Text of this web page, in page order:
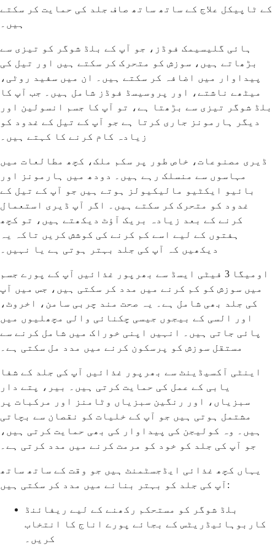
کے ٹاپیکل علاج کے ساتھ ساتھ صاف جلد کی حمایت کر سکتے
ہیں۔
ہائی گلیسیمک فوڈز، جو آپ کے بلڈ شوگر کو تیزی سے
بڑھاتے ہیں، سوزش کو متحرک کر سکتے ہیں اور تیل کی
پیداوار میں اضافہ کر سکتے ہیں۔ ان میں سفید روٹی،
میٹھے ناشتے، اور پروسیسڈ فوڈز شامل ہیں۔ جب آپ کا
بلڈ شوگر تیزی سے بڑھتا ہے، تو آپ کا جسم انسولین اور
دیگر ہارمونز جاری کرتا ہے جو آپ کے تیل کے غدود کو
زیادہ کام کرنے کا کہتے ہیں۔
ڈیری مصنوعات، خاص طور پر سکم ملک، کچھ مطالعات میں
مہاسوں سے منسلک رہے ہیں۔ دودھ میں ہارمونز اور
بائیو ایکٹیو مالیکیولز ہوتے ہیں جو آپ کے تیل کے
غدود کو متحرک کر سکتے ہیں۔ اگر آپ ڈیری استعمال
کرنے کے بعد زیادہ بریک آؤٹ دیکھتے ہیں، تو کچھ
ہفتوں کے لیے اسے کم کرنے کی کوشش کریں تاکہ یہ
دیکھیں کہ آپ کی جلد بہتر ہوتی ہے یا نہیں۔
اومیگا 3 فیٹی ایسڈ سے بھرپور غذائیں آپ کے پورے جسم
میں سوزش کو کم کرنے میں مدد کر سکتی ہیں، جس میں آپ
کی جلد بھی شامل ہے۔ یہ صحت مند چربی سامن، اخروٹ،
اور السی کے بیجوں جیسی چکنائی والی مچھلیوں میں
پائی جاتی ہیں۔ انہیں اپنی خوراک میں شامل کرنے سے
مستقل سوزش کو پرسکون کرنے میں مدد مل سکتی ہے۔
اینٹی آکسیڈینٹ سے بھرپور غذائیں آپ کی جلد کے شفا
یابی کے عمل کی حمایت کرتی ہیں۔ بیر، پتے دار
سبزیاں، اور رنگین سبزیاں وٹامنز اور مرکبات پر
مشتمل ہوتی ہیں جو آپ کے خلیات کو نقصان سے بچاتی
ہیں۔ وہ کولیجن کی پیداوار کی بھی حمایت کرتی ہیں،
جو آپ کی جلد کو خود کو مرمت کرنے میں مدد کرتی ہے۔
یہاں کچھ غذائی ایڈجسٹمنٹ ہیں جو وقت کے ساتھ ساتھ
آپ کی جلد کو بہتر بنانے میں مدد کر سکتی ہیں:
بلڈ شوگر کو مستحکم رکھنے کے لیے ریفائنڈ
کاربوہائیڈریٹس کے بجائے پورے اناج کا انتخاب
کریں۔